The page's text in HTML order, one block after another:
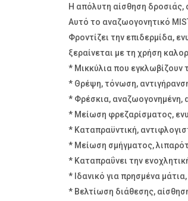
Η απόλυτη αίσθηση δροσιάς,
Αυτό το αναζωογονητικό
Φροντίζει την επιδερμίδα,
ξεραίνεται με τη χρήση
* Μικκύλια που εγκλωβίζουν
* Θρέψη, τόνωση,
* Φρέσκια, αναζωογονημένη,
* Μείωση φρεζαρίσματος,
* Καταπραϋντική,
* Μείωση σμήγματος,
* Καταπραΰνει την
* Ιδανικό για πρησμένα
* Βελτίωση διάθεσης,